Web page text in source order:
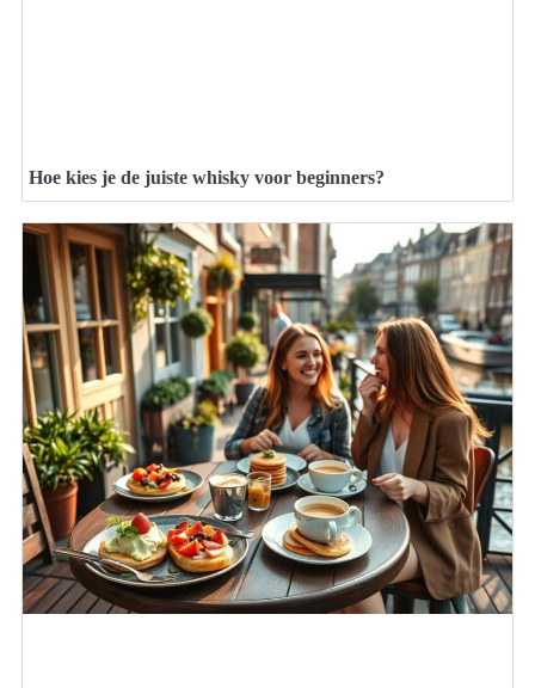
Hoe kies je de juiste whisky voor beginners?